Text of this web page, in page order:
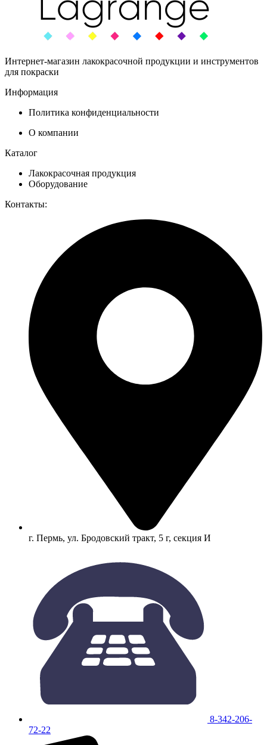
Интернет-магазин лакокрасочной продукции и инструментов
для покраски
Информация
Политика конфиденциальности
О компании
Каталог
Лакокрасочная продукция
Оборудование
Контакты:
г. Пермь, ул. Бродовский тракт, 5 г, секция И
8-342-206-
72-22